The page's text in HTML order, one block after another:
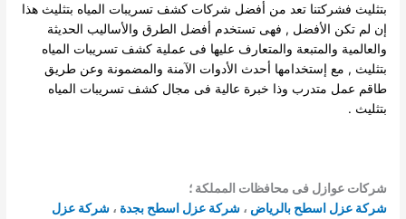
بتثليث فشركتنا تعد من أفضل شركات كشف تسريبات المياه بتثليث هذا
إن لم تكن الأفضل , فهى تستخدم أفضل الطرق والأساليب الحديثة
والعالمية والمتبعة والمتعارف عليها فى عملية كشف تسريبات المياه
بتثليث , مع إستخدامها أحدث الأدوات الآمنة والمضمونة وعن طريق
طاقم عمل متدرب وذا خبرة عالية فى مجال كشف تسريبات المياه
بتثليث .
شركات عوازل فى محافظات المملكة ؛
شركة عزل اسطح بالرياض ،شركة عزل اسطح بجدة ،شركة عزل